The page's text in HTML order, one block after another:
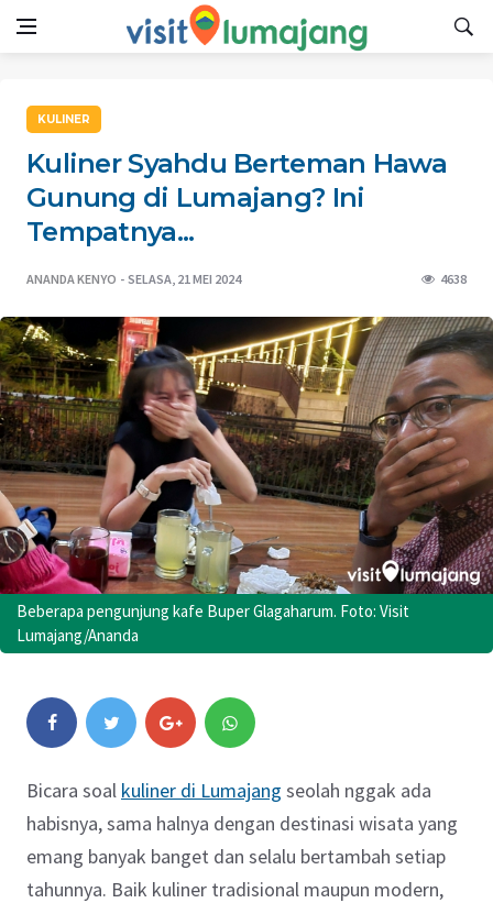
KULINER
Kuliner Syahdu Berteman Hawa
Gunung di Lumajang? Ini
Tempatnya...
ANANDA KENYO SELASA, 21 MEI 2024 4638
Beberapa pengunjung kafe Buper Glagaharum. Foto: Visit
Lumajang/Ananda
Bicara soal kuliner di Lumajang seolah nggak ada
habisnya, sama halnya dengan destinasi wisata yang
emang banyak banget dan selalu bertambah setiap
tahunnya. Baik kuliner tradisional maupun modern,